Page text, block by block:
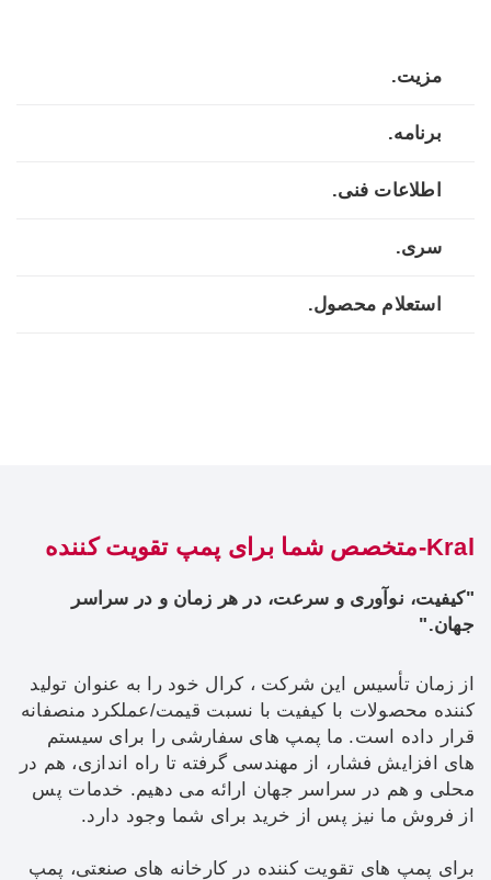
مزیت.
برنامه.
اطلاعات فنی.
سری.
استعلام محصول.
Kral-متخصص شما برای پمپ تقویت کننده
"کیفیت، نوآوری و سرعت، در هر زمان و در سراسر
جهان."
از زمان تأسیس این شرکت ، کرال خود را به عنوان تولید
کننده محصولات با کیفیت با نسبت قیمت/عملکرد منصفانه
قرار داده است. ما پمپ های سفارشی را برای سیستم
های افزایش فشار، از مهندسی گرفته تا راه اندازی، هم در
محلی و هم در سراسر جهان ارائه می دهیم. خدمات پس
از فروش ما نیز پس از خرید برای شما وجود دارد.
برای پمپ های تقویت کننده در کارخانه های صنعتی، پمپ